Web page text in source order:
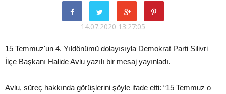
14.07.2020 13:27:05
15 Temmuz'un 4. Yıldönümü dolayısıyla Demokrat Parti Silivri
İlçe Başkanı Halide Avlu yazılı bir mesaj yayınladı.
Avlu, süreç hakkında görüşlerini şöyle ifade etti: “15 Temmuz o